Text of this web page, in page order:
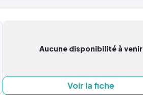
Aucune disponibilité à venir
Voir la fiche